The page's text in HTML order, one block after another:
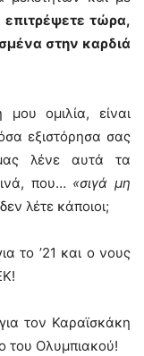
τώρα,
στην καρδιά
μου ομιλία, είναι
εξιστόρησα σας
λένε αυτά τα
που… «σιγά μη
λέτε κάποιοι;
το ’21 και ο νους
τον Καραϊσκάκη
του Ολυμπιακού!